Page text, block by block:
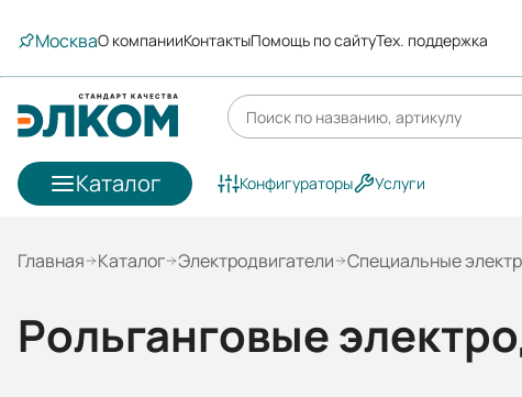
МоскваО компанииКонтактыПомощь по сайтуТех. поддержка
Каталог Конфигураторы Услуги
Главная Каталог Электродвигатели Специальные
Рольганговые